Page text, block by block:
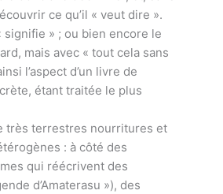
ce qu’il « veut dire ».
signifie » ; ou bien encore le
mais avec « tout cela sans
l’aspect d’un livre de
étant traitée le plus
très terrestres nourritures et
: à côté des
qui réécrivent des
d’Amaterasu »), des